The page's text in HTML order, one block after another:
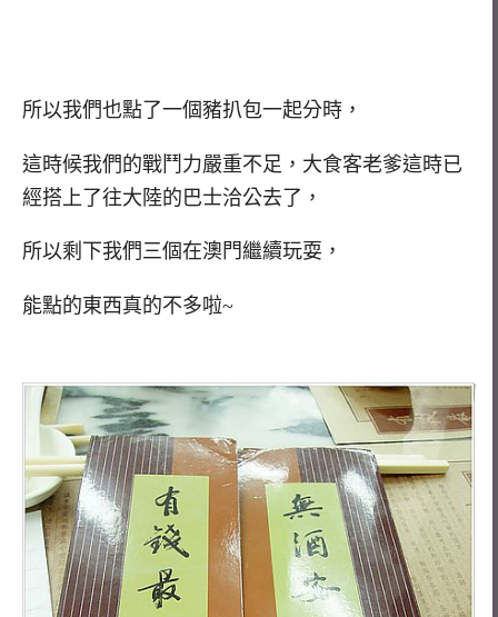
所以我們也點了一個豬扒包一起分時，
這時候我們的戰鬥力嚴重不足，大食客老爹這時已
經搭上了往大陸的巴士洽公去了，
所以剩下我們三個在澳門繼續玩耍，
能點的東西真的不多啦~